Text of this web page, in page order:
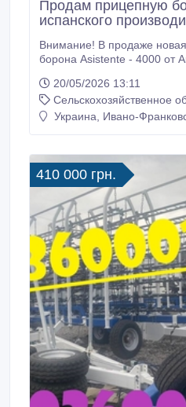
Продам прицепную
испанского
Внимание! В продаже
борона Asistente - 4000 от
балки дисков, предназначена для лущения
пожнивных остатков и
посевов. По всем вопросам
20/05/2026 13:11
Сельскохозяйственное
Украина, Ивано-
410 000 грн.